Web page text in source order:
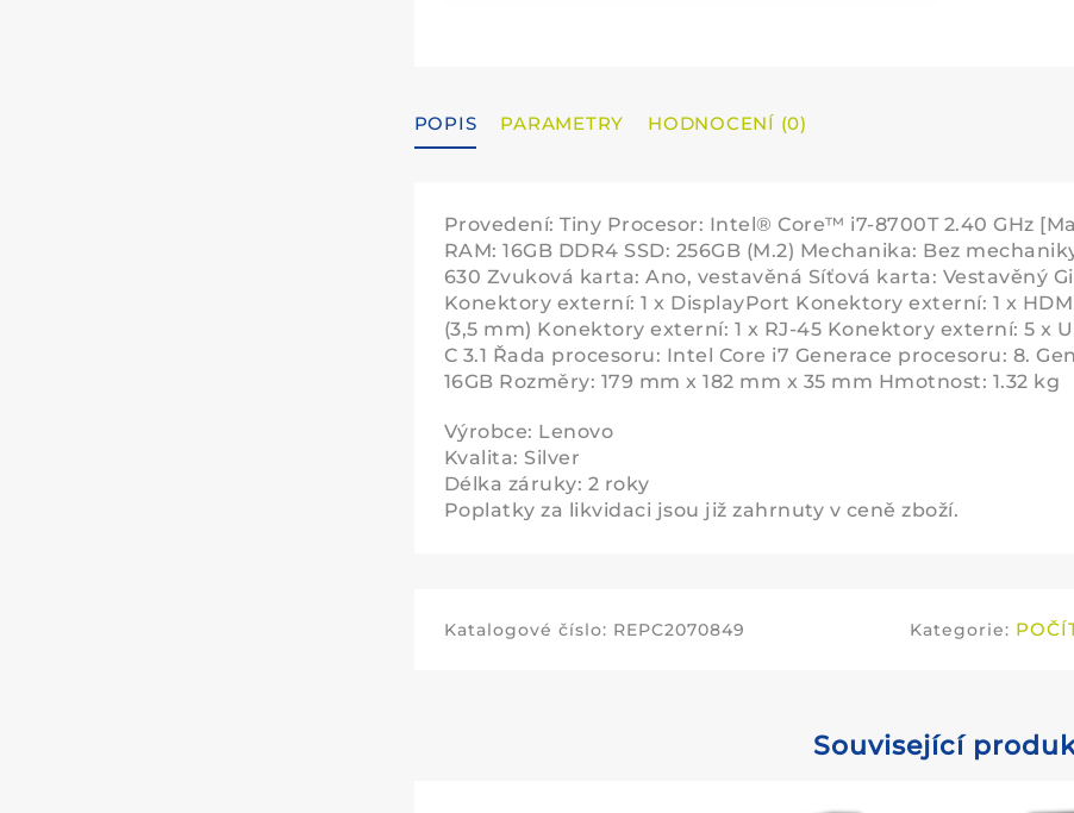
POPIS PARAMETRY HODNOCENÍ (0)
Provedení: Tiny Procesor: Intel® Core™ i7-8700T 2.40 GHz
RAM: 16GB DDR4 SSD: 256GB (M.2) Mechanika: Bez
630 Zvuková karta: Ano, vestavěná Síťová karta: Vestavěný
Konektory externí: 1 x DisplayPort Konektory externí: 1 x
(3,5 mm) Konektory externí: 1 x RJ-45 Konektory externí: 5 x
C 3.1 Řada procesoru: Intel Core i7 Generace procesoru: 8.
16GB Rozměry: 179 mm x 182 mm x 35 mm Hmotnost: 1.32 kg
Výrobce: Lenovo
Kvalita: Silver
Délka záruky: 2 roky
Poplatky za likvidaci jsou již zahrnuty v ceně zboží.
Katalogové číslo: REPC2070849 Kategorie:
Související